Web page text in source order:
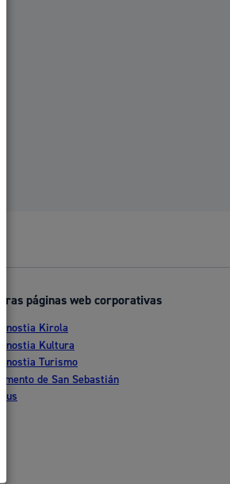
Otras páginas web corporativas
Donostia Kirola
Donostia Kultura
Donostia Turismo
Fomento de San Sebastián
Dbus